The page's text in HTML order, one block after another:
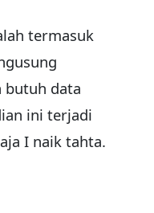
termasuk
butuh data
ini terjadi
I naik tahta.